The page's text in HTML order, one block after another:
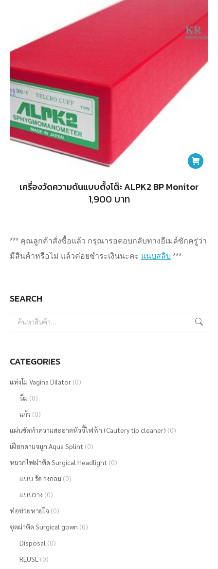
may
be
the
เครื่องวัดความดันแบบตั้งโต๊ะ ALPK2 BP Monitor
1,900บาท
*** คุณลูกค้าสั่งซื้อแล้ว กรุณารอตอบกลับทางอีเมล์ซักครู่ว่า
มีสินค้าหรือไม่ แล้วค่อยชำระเงินนะคะ แนบสลิบ ***
SEARCH
CATEGORIES
แท่งโม Vagina Dilator (0)
นิ่ม (0)
แก้ว (0)
แผ่นขัดทำความสะอาดหัวจี้ไฟฟ้า (Cautery tip cleaner) (0)
เฝือกดามจมูก Aqua Splint (0)
หมวกไฟผ่าตัด Surgical Headlight (0)
แบบ รัด วงกลม (0)
แบบวาง (0)
ท่อช่วยหายใจ (0)
ชุดผ่าตัด Surgical gown (0)
Disposal (0)
REUSE (0)